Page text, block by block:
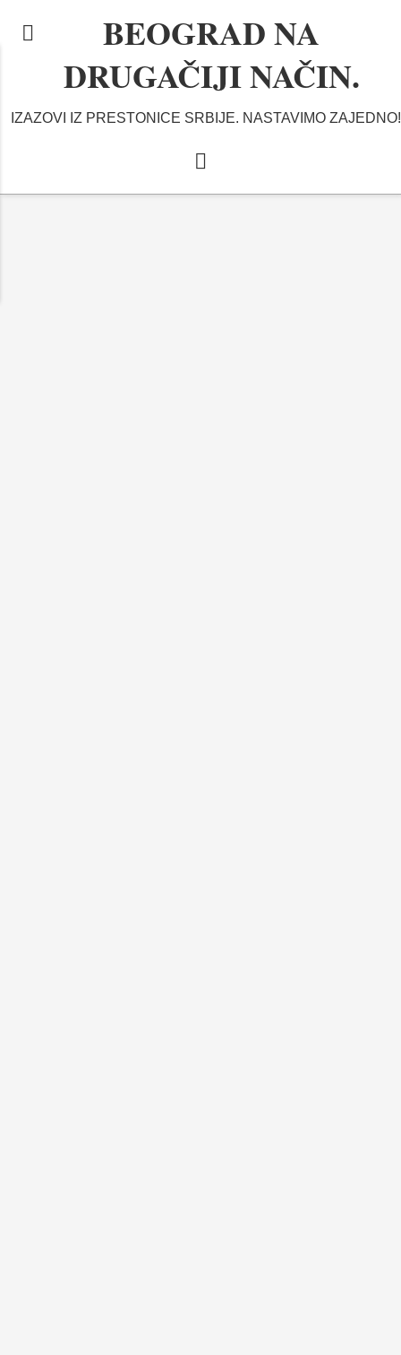
BEOGRAD NA
DRUGAČIJI NAČIN.
IZAZOVI IZ PRESTONICE SRBIJE. NASTAVIMO ZAJEDNO!